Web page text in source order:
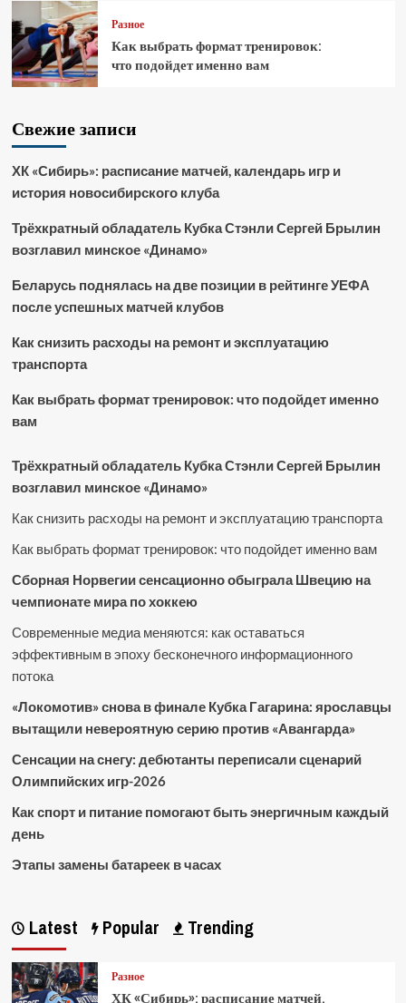
Разное
Как выбрать формат тренировок:
что подойдет именно вам
Свежие записи
ХК «Сибирь»: расписание матчей, календарь игр и
история новосибирского клуба
Трёхкратный обладатель Кубка Стэнли Сергей Брылин
возглавил минское «Динамо»
Беларусь поднялась на две позиции в рейтинге УЕФА
после успешных матчей клубов
Как снизить расходы на ремонт и эксплуатацию
транспорта
Как выбрать формат тренировок: что подойдет именно
вам
Трёхкратный обладатель Кубка Стэнли Сергей Брылин
возглавил минское «Динамо»
Как снизить расходы на ремонт и эксплуатацию транспорта
Как выбрать формат тренировок: что подойдет именно вам
Сборная Норвегии сенсационно обыграла Швецию на
чемпионате мира по хоккею
Современные медиа меняются: как оставаться
эффективным в эпоху бесконечного информационного
потока
«Локомотив» снова в финале Кубка Гагарина: ярославцы
вытащили невероятную серию против «Авангарда»
Сенсации на снегу: дебютанты переписали сценарий
Олимпийских игр-2026
Как спорт и питание помогают быть энергичным каждый
день
Этапы замены батареек в часах
Latest Popular Trending
Разное
ХК «Сибирь»: расписание матчей,